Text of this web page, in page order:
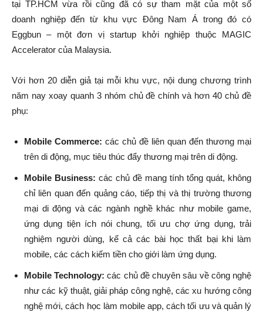
tại TP.HCM vừa rồi cũng đã có sự tham mặt của một số
doanh nghiệp đến từ khu vực Đông Nam Á trong đó có
Eggbun – một đơn vị startup khởi nghiệp thuộc MAGIC
Accelerator của Malaysia.
Với hơn 20 diễn giả tại mỗi khu vực, nội dung chương trình
năm nay xoay quanh 3 nhóm chủ đề chính và hơn 40 chủ đề
phụ:
Mobile Commerce: các chủ đề liên quan đến thương mại
trên di động, mục tiêu thúc đẩy thương mại trên di động.
Mobile Business: các chủ đề mang tính tổng quát, không
chỉ liên quan đến quảng cáo, tiếp thị và thị trường thương
mại di động và các ngành nghề khác như mobile game,
ứng dụng tiện ích nói chung, tối ưu chợ ứng dụng, trải
nghiệm người dùng, kể cả các bài học thất bại khi làm
mobile, các cách kiếm tiền cho giới làm ứng dụng.
Mobile Technology: các chủ đề chuyên sâu về công nghệ
như các kỹ thuật, giải pháp công nghệ, các xu hướng công
nghệ mới, cách học làm mobile app, cách tối ưu và quản lý